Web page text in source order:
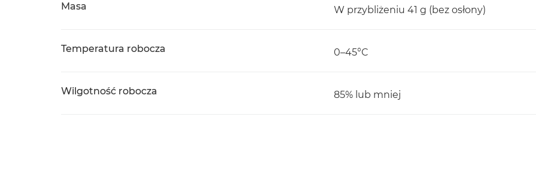
Masa W przybliżeniu 41 g (bez osłony)
Temperatura robocza 0–45°C
Wilgotność robocza 85% lub mniej